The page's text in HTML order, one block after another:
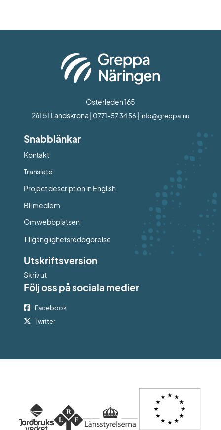
Österleden 165
261 51 Landskrona | 0771-57 34 56 | info@greppa.nu
Snabblänkar
Kontakt
Translate
Project description in English
Bli medlem
Om webbplatsen
Tillgänglighetsredogörelse
Utskriftsversion
Skriv ut
Följ oss på sociala medier
Facebook
Twitter